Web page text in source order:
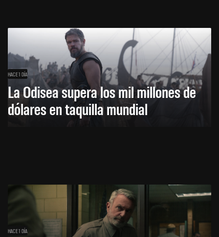
HACE 1 DÍA
La Odisea supera los mil millones de
dólares en taquilla mundial
HACE 1 DÍA